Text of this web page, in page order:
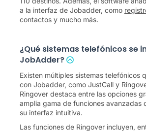
a la interfaz de Jobadder, como
contactos y mucho más.
¿Qué sistemas telefónicos se
JobAdder?
Existen múltiples sistemas telefónicos
con Jobadder, como JustCall y
Ringover destaca entre las opciones
amplia gama de funciones avanzadas
su interfaz intuitiva.
Las funciones de Ringover incluyen,